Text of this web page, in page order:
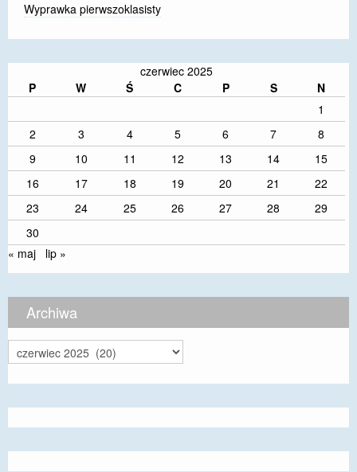
Wyprawka pierwszoklasisty
czerwiec 2025
P
W Ś C P S
N
1
2
3 4 5 6 7
8
9
10 11 12 13 14
15
16
17 18 19 20 21
22
23
24 25 26 27 28
29
30
« maj
lip »
Archiwa
Archiwa